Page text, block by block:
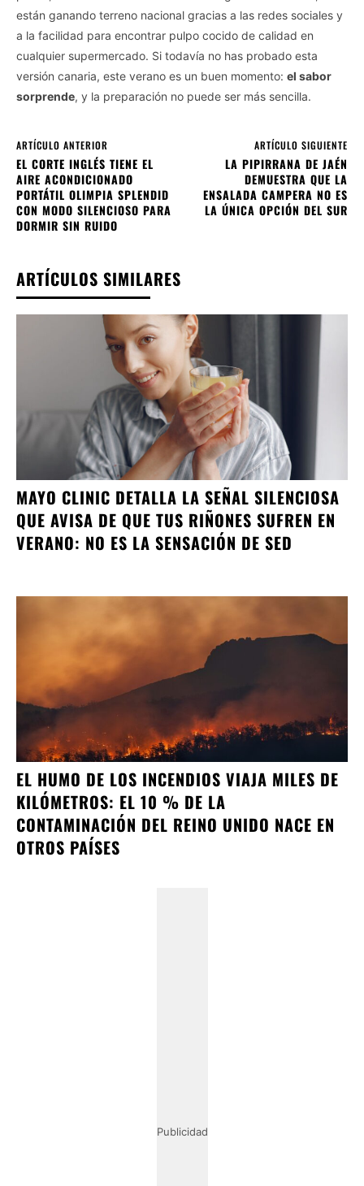
están ganando terreno nacional gracias a las redes sociales y
a la facilidad para encontrar pulpo cocido de calidad en
cualquier supermercado. Si todavía no has probado esta
versión canaria, este verano es un buen momento: el sabor
sorprende, y la preparación no puede ser más sencilla.
ARTÍCULO ANTERIOR
EL CORTE INGLÉS TIENE EL
AIRE ACONDICIONADO
PORTÁTIL OLIMPIA SPLENDID
CON MODO SILENCIOSO PARA
DORMIR SIN RUIDO
ARTÍCULO SIGUIENTE
LA PIPIRRANA DE JAÉN
DEMUESTRA QUE LA
ENSALADA CAMPERA NO ES
LA ÚNICA OPCIÓN DEL SUR
ARTÍCULOS SIMILARES
MAYO CLINIC DETALLA LA SEÑAL SILENCIOSA
QUE AVISA DE QUE TUS RIÑONES SUFREN EN
VERANO: NO ES LA SENSACIÓN DE SED
EL HUMO DE LOS INCENDIOS VIAJA MILES DE
KILÓMETROS: EL 10 % DE LA
CONTAMINACIÓN DEL REINO UNIDO NACE EN
OTROS PAÍSES
Publicidad